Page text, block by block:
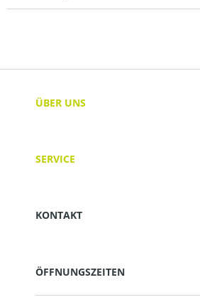
ÜBER UNS
SERVICE
KONTAKT
ÖFFNUNGSZEITEN